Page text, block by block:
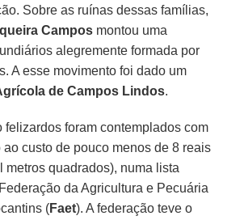
Sobre as ruínas dessas famílias,
Campos montou uma
alegremente formada por
A esse movimento foi dado um
de Campos Lindos.
felizardos foram contemplados com
ao custo de pouco menos de 8 reais
metros quadrados), numa lista
da Agricultura e Pecuária
(Faet). A federação teve o